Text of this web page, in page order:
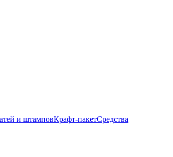
и штамповКрафт-пакетСредства